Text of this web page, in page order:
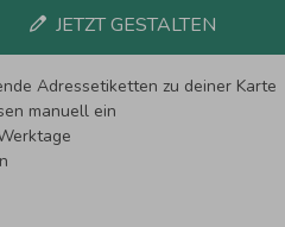
JETZT GESTALTEN
Adressetiketten zu deiner Karte
manuell ein